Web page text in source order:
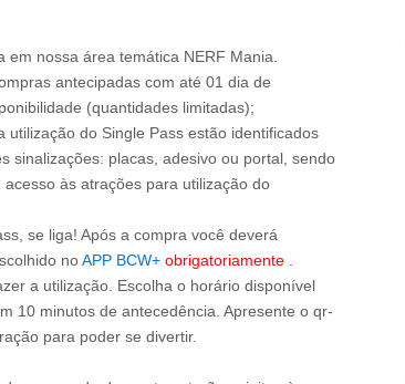
em nossa área temática NERF Mania.
antecipadas com até 01 dia de
(quantidades limitadas);
utilização do Single Pass estão identificados
sinalizações: placas, adesivo ou portal, sendo
às atrações para utilização do
se liga! Após a compra você deverá
noAPP BCW+ obrigatoriamente
a utilização. Escolha o horário disponível
10 minutos de antecedência. Apresente o qr-
para poder se divertir.